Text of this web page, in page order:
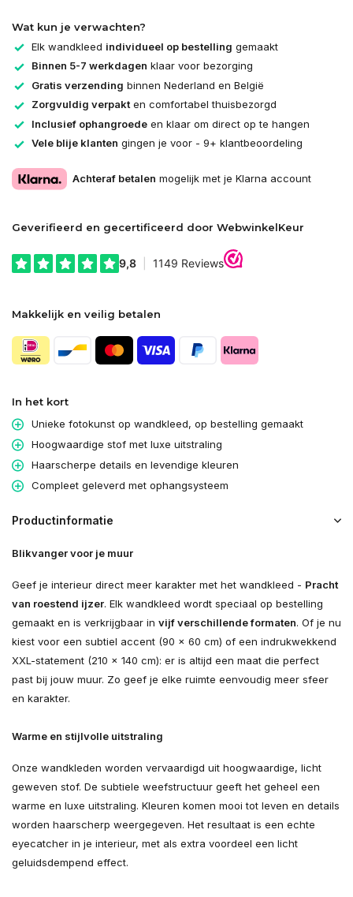
Wat kun je verwachten?
Elk wandkleed individueel op bestelling gemaakt
Binnen 5-7 werkdagen klaar voor bezorging
Gratis verzending binnen Nederland en België
Zorgvuldig verpakten comfortabel thuisbezorgd
Inclusief ophangroede en klaar om direct op te hangen
Vele blije klanten gingen je voor - 9+ klantbeoordeling
Achteraf betalen mogelijk met je Klarna account
Geverifieerd en gecertificeerd door WebwinkelKeur
Makkelijk en veilig betalen
In het kort
Unieke fotokunst op wandkleed, op bestelling gemaakt
Hoogwaardige stof met luxe uitstraling
Haarscherpe details en levendige kleuren
Compleet geleverd met ophangsysteem
Productinformatie
Blikvanger voor je muur
Geef je interieur direct meer karakter met het wandkleed - Pracht
van roestend ijzer. Elk wandkleed wordt speciaal op bestelling
gemaakt en is verkrijgbaar in vijf verschillende formaten. Of je nu
kiest voor een subtiel accent (90 × 60 cm) of een indrukwekkend
XXL-statement (210 × 140 cm): er is altijd een maat die perfect
past bij jouw muur. Zo geef je elke ruimte eenvoudig meer sfeer
en karakter.
Warme en stijlvolle uitstraling
Onze wandkleden worden vervaardigd uit hoogwaardige, licht
geweven stof. De subtiele weefstructuur geeft het geheel een
warme en luxe uitstraling. Kleuren komen mooi tot leven en details
worden haarscherp weergegeven. Het resultaat is een echte
eyecatcher in je interieur, met als extra voordeel een licht
geluidsdempend effect.